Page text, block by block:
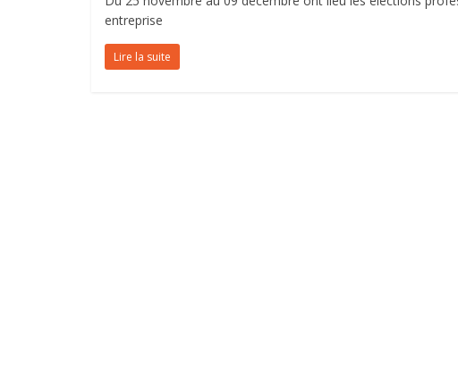
entreprise
Lire la suite